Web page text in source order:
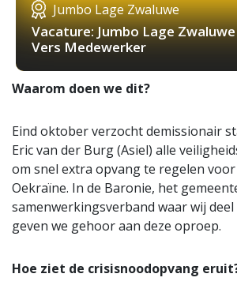
Jumbo Lage Zwaluwe
Vacature: Jumbo Lage
Vers Medewerker
Waarom doen we dit?
Eind oktober verzocht demissionair
Eric van der Burg (Asiel) alle
om snel extra opvang te regelen
Oekraïne. In de Baronie, het
samenwerkingsverband waar wij
geven we gehoor aan deze oproep.
Hoe ziet de crisisnoodopvang